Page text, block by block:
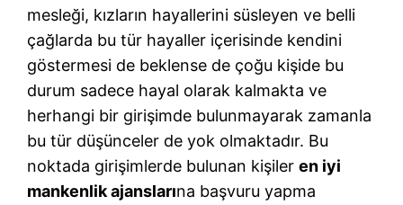
mesleği, kızların hayallerini süsleyen ve belli
çağlarda bu tür hayaller içerisinde kendini
göstermesi de beklense de çoğu kişide bu
durum sadece hayal olarak kalmakta ve
herhangi bir girişimde bulunmayarak zamanla
bu tür düşünceler de yok olmaktadır. Bu
noktada girişimlerde bulunan kişileren iyi
mankenlik ajanslarına başvuru yapma